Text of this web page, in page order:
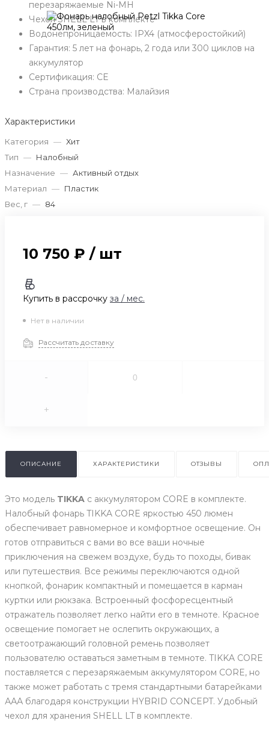
перезаряжаемые Ni-MH
Чехол SHELL LT в комплекте
Водонепроницаемость: IPX4 (атмосферостойкий)
Гарантия: 5 лет на фонарь, 2 года или 300 циклов на
аккумулятор
Сертификация: CE
Страна производства: Малайзия
Характеристики
Категория — Хит
Тип — Налобный
Назначение — Активный отдых
Материал — Пластик
Вес, г — 84
10 750 ₽ / шт
Купить в рассрочку за / мес.
Нет в наличии
Рассчитать доставку
-
+
ОПИСАНИЕ ХАРАКТЕРИСТИКИ ОТЗЫВЫ
Это модель TIKKA с аккумулятором CORE в комплекте.
Налобный фонарь TIKKA CORE яркостью 450 люмен
обеспечивает равномерное и комфортное освещение. Он
готов отправиться с вами во все ваши ночные
приключения на свежем воздухе, будь то походы, бивак
или путешествия. Все режимы переключаются одной
кнопкой, фонарик компактный и помещается в карман
куртки или рюкзака. Встроенный фосфоресцентный
отражатель позволяет легко найти его в темноте. Красное
освещение помогает не ослепить окружающих, а
светоотражающий головной ремень позволяет
пользователю оставаться заметным в темноте. TIKKA CORE
поставляется с перезаряжаемым аккумулятором CORE, но
также может работать с тремя стандартными батарейками
ААА благодаря конструкции HYBRID CONCEPT. Удобный
чехол для хранения SHELL LT в комплекте.